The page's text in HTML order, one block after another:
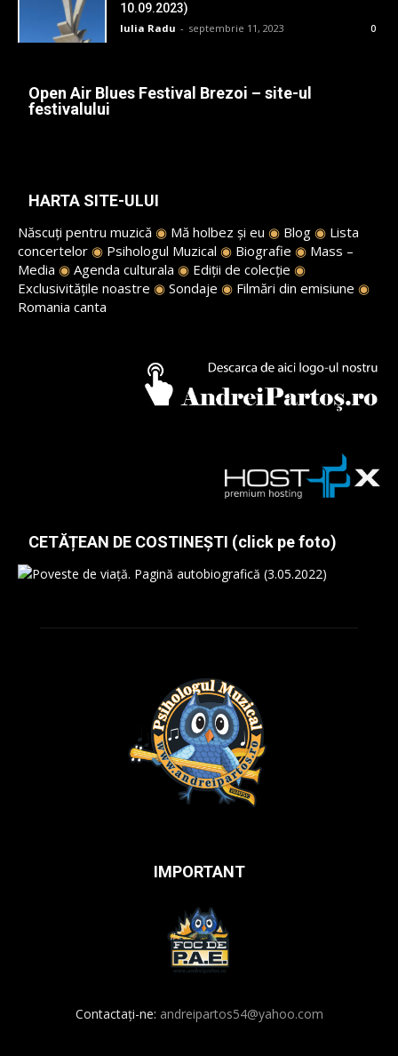
10.09.2023)
Iulia Radu - septembrie 11, 2023 0
Open Air Blues Festival Brezoi – site-ul
festivalului
HARTA SITE-ULUI
Născuți pentru muzică ◉ Mă holbez și eu ◉ Blog ◉ Lista
concertelor ◉ Psihologul Muzical ◉ Biografie ◉ Mass –
Media ◉ Agenda culturala ◉ Ediții de colecție ◉
Exclusivitățile noastre ◉ Sondaje ◉ Filmări din emisiune ◉
Romania canta
CETĂȚEAN DE COSTINEȘTI (click pe foto)
IMPORTANT
Contactați-ne: andreipartos54@yahoo.com